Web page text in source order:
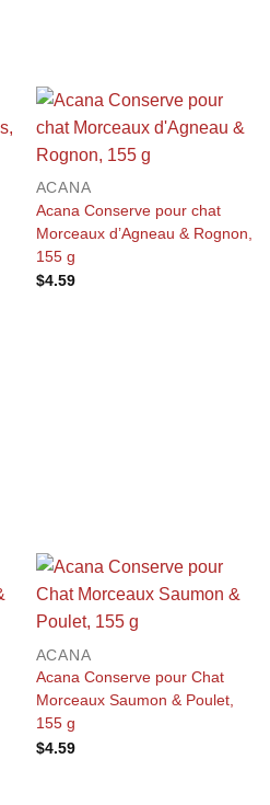
ACANA
Acana Conserve pour chat
Morceaux d’Agneau & Rognon,
155 g
$4.59
ACANA
Acana Conserve pour Chat
Morceaux Saumon & Poulet,
155 g
$4.59